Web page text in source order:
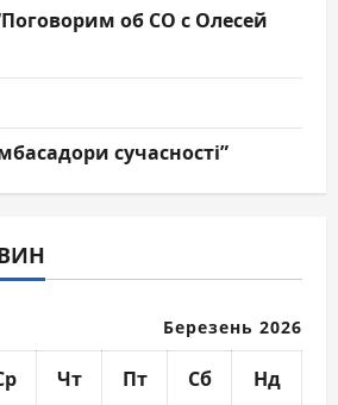
об СО с Олесей
сучасності”
Березень 2026
Чт Пт Сб Нд